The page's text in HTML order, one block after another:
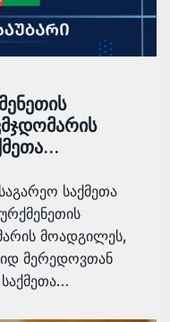
საქმეთა
მოადგილეს,
მერედოვთან